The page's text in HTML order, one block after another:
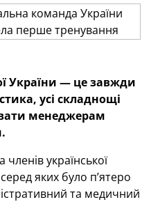
України — це завжди
усі складнощі
менеджерам
української
серед яких було п’ятеро
та медичний